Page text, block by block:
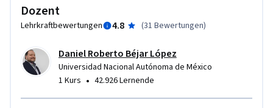
Dozent
Lehrkraftbewertungen 4.8 (31 Bewertungen)
Daniel Roberto Béjar López
Universidad Nacional Autónoma de México
1 Kurs • 42.926 Lernende